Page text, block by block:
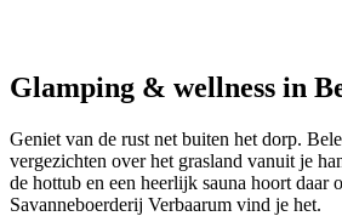
Glamping & wellness in
Geniet van de rust net buiten het dorp.
vergezichten over het grasland vanuit je
de hottub en een heerlijk sauna hoort
Savanneboerderij Verbaarum vind je het.